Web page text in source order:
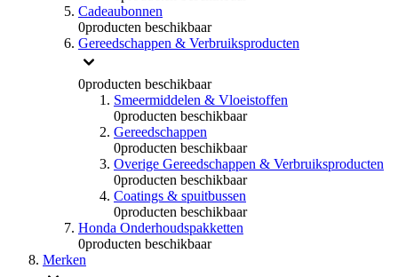
Cadeaubonnen
0producten beschikbaar
Gereedschappen & Verbruiksproducten
0producten beschikbaar
Smeermiddelen & Vloeistoffen
0producten beschikbaar
Gereedschappen
0producten beschikbaar
Overige Gereedschappen & Verbruiksproducten
0producten beschikbaar
Coatings & spuitbussen
0producten beschikbaar
Honda Onderhoudspakketten
0producten beschikbaar
Merken